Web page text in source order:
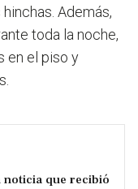
Además,
toda la noche,
en el piso y
noticia que recibió